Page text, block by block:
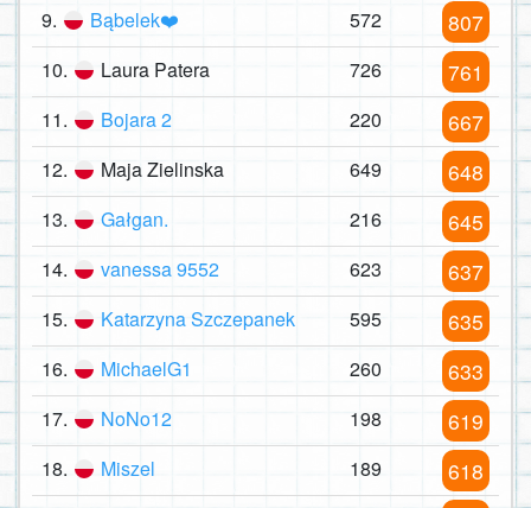
9. Bąbelek❤️ 572 807
10. Laura Patera 726 761
11. Bojara 2 220 667
12. Maja Zielinska 649 648
13. Gałgan. 216 645
14. vanessa 9552 623 637
15. Katarzyna Szczepanek 595 635
16. MichaelG1 260 633
17. NoNo12 198 619
18. Miszel 189 618